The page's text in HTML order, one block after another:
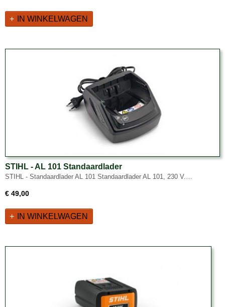
IN WINKELWAGEN
STIHL - AL 101 Standaardlader
STIHL - Standaardlader AL 101 Standaardlader AL 101, 230 V.…
€ 49,00
IN WINKELWAGEN